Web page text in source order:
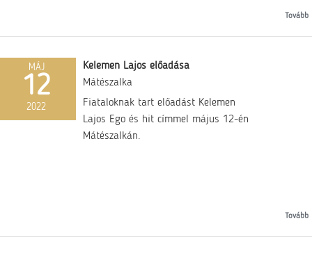
Tovább
MÁJ
12
2022
Kelemen Lajos előadása
Mátészalka
Fiataloknak tart előadást Kelemen
Lajos Ego és hit címmel május 12-én
Mátészalkán.
Tovább